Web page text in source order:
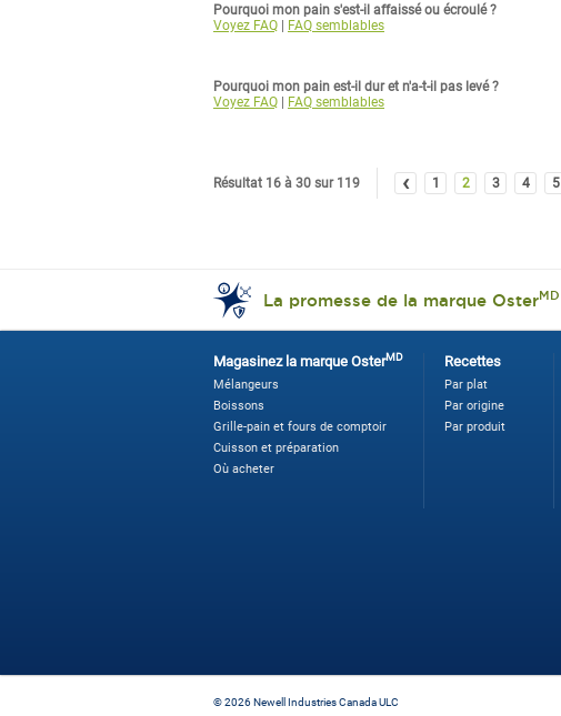
Pourquoi mon pain s'est-il affaissé ou écroulé ?
Voyez FAQ | FAQ semblables
Pourquoi mon pain est-il dur et n'a-t-il pas levé ?
Voyez FAQ
FAQ semblables
Résultat 16 à 30 sur 119 ‹ 1 2 3 4 5
La promesse de la marque OsterMD
Magasinez la marque OsterMD
Mélangeurs
Boissons
Grille-pain et fours de comptoir
Cuisson et préparation
Où acheter
Recettes
Par plat
Par origine
Par produit
©2026 Newell Industries Canada ULC